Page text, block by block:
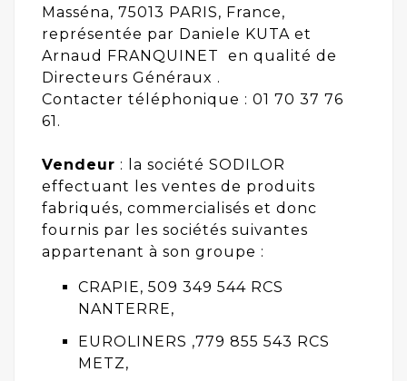
Masséna, 75013 PARIS, France,
représentée par Daniele KUTA et
Arnaud FRANQUINET en qualité de
Directeurs Généraux .
Contacter téléphonique : 01 70 37 76
61.
Vendeur : la société SODILOR
effectuant les ventes de produits
fabriqués, commercialisés et donc
fournis par les sociétés suivantes
appartenant à son groupe :
CRAPIE, 509 349 544 RCS
NANTERRE,
EUROLINERS ,779 855 543 RCS
METZ,